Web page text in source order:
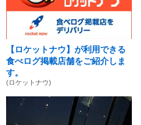
【ロケットナウ】が利用できる
食べログ掲載店舗をご紹介しま
す。
(ロケットナウ)